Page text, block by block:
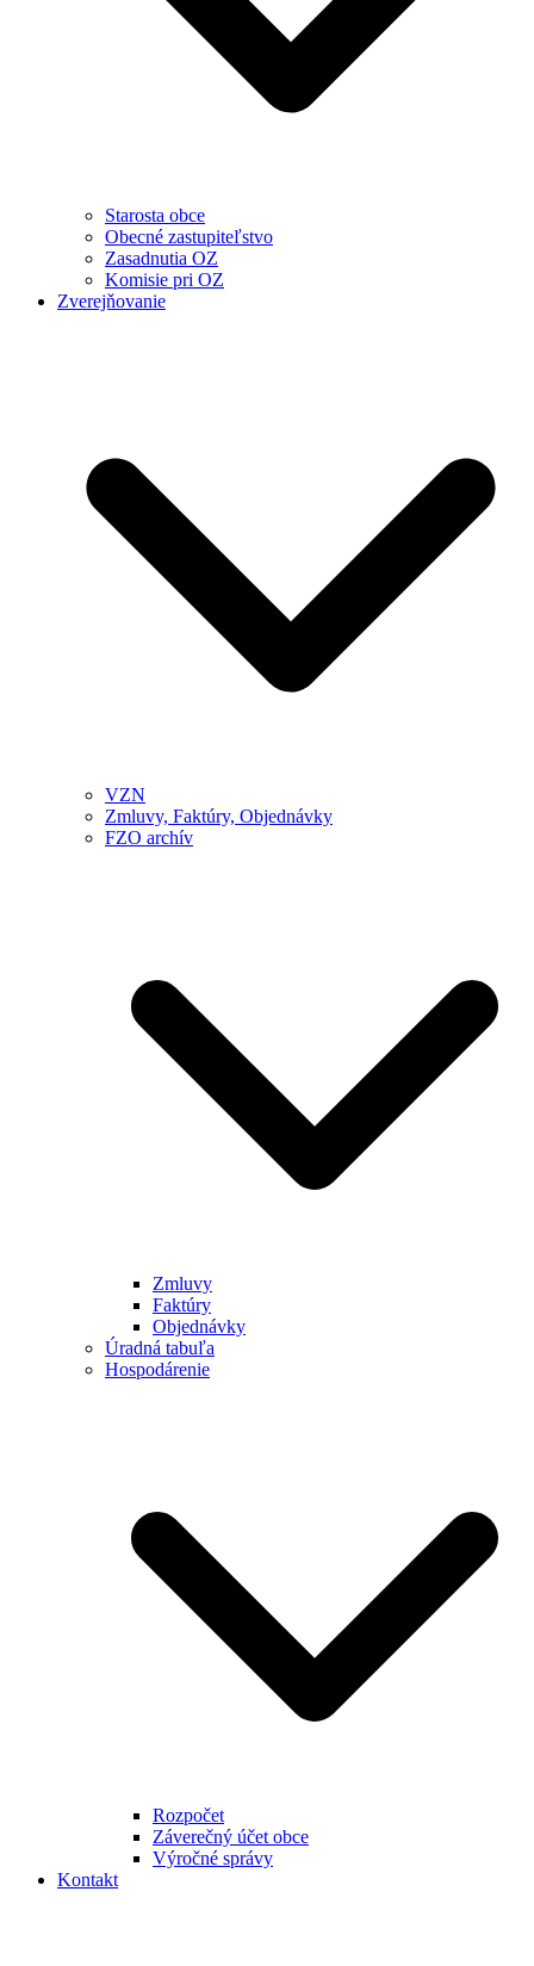
Starosta obce
Obecné zastupiteľstvo
Zasadnutia OZ
Komisie pri OZ
Zverejňovanie
VZN
Zmluvy, Faktúry, Objednávky
FZO archív
Zmluvy
Faktúry
Objednávky
Úradná tabuľa
Hospodárenie
Rozpočet
Záverečný účet obce
Výročné správy
Kontakt